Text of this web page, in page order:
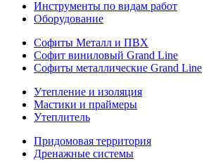
Инструменты по видам работ
Оборудование
Софиты Металл и ПВХ
Софит виниловый Grand Line
Софиты металлические Grand Line
Утепление и изоляция
Мастики и праймеры
Утеплитель
Придомовая территория
Дренажные системы